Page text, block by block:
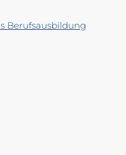
Berufsausbildung